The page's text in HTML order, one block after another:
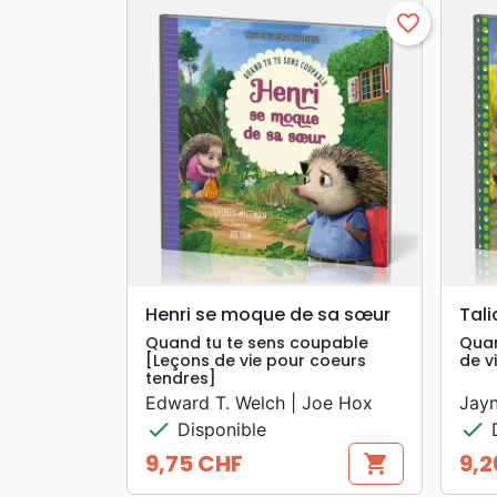
search APERÇU RAPIDE
favorite_border
Henri se moque de sa sœur
Quand tu te sens coupable
[Leçons de vie pour coeurs
tendres]
Edward T. Welch | Joe Hox
check Disponible
Prix
9,75 CHF shopping_cart
de
check
Prix